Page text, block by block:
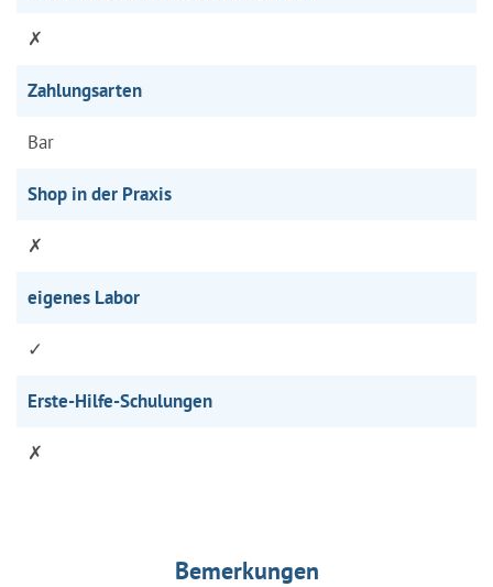
✗
Zahlungsarten
Bar
Shop in der Praxis
✗
eigenes Labor
✓
Erste-Hilfe-Schulungen
✗
Bemerkungen